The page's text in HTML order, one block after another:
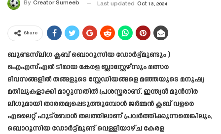
By Creator Sumeeb Last updated Oct 13, 2024
Share
ബുണ്ടസ്‌ലിഗ ക്ലബ് ബൊറൂസിയ ഡോർട്ട്മുണ്ടും )
ഐഎസ്എൽ ടീമായ കേരള ബ്ലാസ്റ്റേഴ്‌സും മത്സര
ദിവസങ്ങളിൽ തങ്ങളുടെ സ്റ്റേഡിയങ്ങളെ മഞ്ഞയുടെ മനുഷ്യ
മതിലുകളാക്കി മാറ്റുന്നതിൽ പ്രശസ്തരാണ്. ഇന്ത്യൻ മുൻനിര
ലീഗുമായി താരതമ്യപ്പെടുത്തുമ്പോൾ ജർമ്മൻ ക്ലബ് വളരെ
എലൈറ്റ് ഫുട്ബോൾ തലത്തിലാണ് പ്രവർത്തിക്കുന്നതെങ്കിലും,
ബൊറൂസിയ ഡോർട്ട്മുണ്ട് വെള്ളിയാഴ്ച കേരള